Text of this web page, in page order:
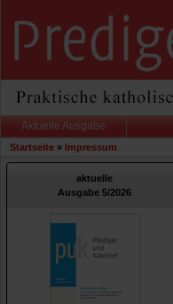
Aktuelle Ausgabe
Startseite » Impressum
aktuelle
Ausgabe 5/2026